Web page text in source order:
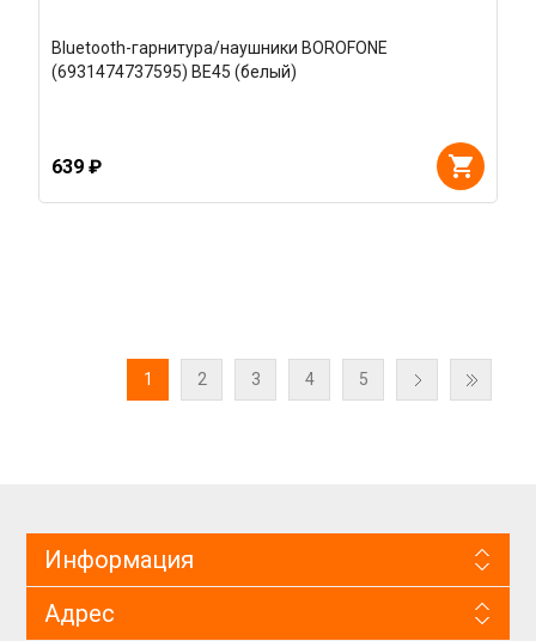
Bluetooth-гарнитура/наушники BOROFONE
(6931474737595) BE45 (белый)
639 ₽
1 2 3 4 5
Информация
Адрес